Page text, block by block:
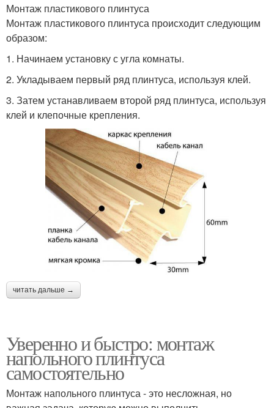
Монтаж пластикового плинтуса
Монтаж пластикового плинтуса происходит следующим
образом:
1. Начинаем установку с угла комнаты.
2. Укладываем первый ряд плинтуса, используя клей.
3. Затем устанавливаем второй ряд плинтуса, используя
клей и клепочные крепления.
читать дальше →
Уверенно и быстро: монтаж
напольного плинтуса
самостоятельно
Монтаж напольного плинтуса - это несложная, но